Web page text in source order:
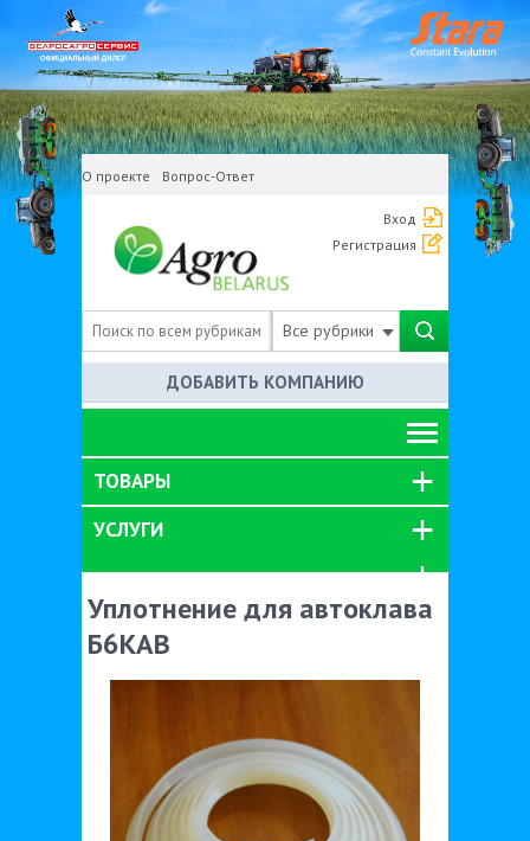
О проекте Вопрос-Ответ
Вход
Регистрация
Все рубрики
ДОБАВИТЬ КОМПАНИЮ
ТОВАРЫ
УСЛУГИ
Уплотнение для автоклава
Б6КАВ